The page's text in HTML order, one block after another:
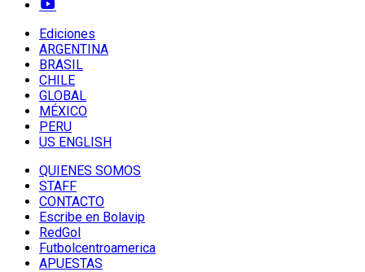
Ediciones
ARGENTINA
BRASIL
CHILE
GLOBAL
MÉXICO
PERU
US ENGLISH
QUIENES SOMOS
STAFF
CONTACTO
Escribe en Bolavip
RedGol
Futbolcentroamerica
APUESTAS